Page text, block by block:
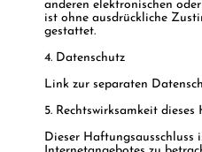
anderen elektronischen
ist ohne ausdrückliche
gestattet.
4. Datenschutz
Link zur separaten
5. Rechtswirksamkeit dieses
Dieser Haftungsausschluss